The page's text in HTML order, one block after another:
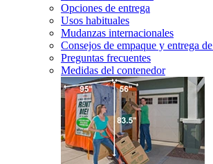
Opciones de entrega
Usos habituales
Mudanzas internacionales
Consejos de empaque y entrega de
Preguntas frecuentes
Medidas del contenedor